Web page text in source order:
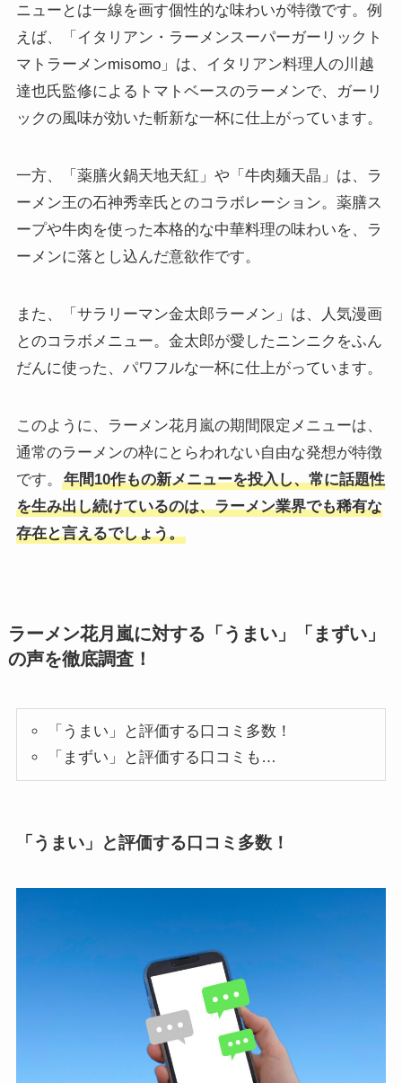
ニューとは一線を画す個性的な味わいが特徴です。例
えば、「イタリアン・ラーメンスーパーガーリックト
マトラーメンmisomo」は、イタリアン料理人の川越
達也氏監修によるトマトベースのラーメンで、ガーリ
ックの風味が効いた斬新な一杯に仕上がっています。
一方、「薬膳火鍋天地天紅」や「牛肉麺天晶」は、ラ
ーメン王の石神秀幸氏とのコラボレーション。薬膳ス
ープや牛肉を使った本格的な中華料理の味わいを、ラ
ーメンに落とし込んだ意欲作です。
また、「サラリーマン金太郎ラーメン」は、人気漫画
とのコラボメニュー。金太郎が愛したニンニクをふん
だんに使った、パワフルな一杯に仕上がっています。
このように、ラーメン花月嵐の期間限定メニューは、
通常のラーメンの枠にとらわれない自由な発想が特徴
です。
年間10作もの新メニューを投入し、常に話題性
を生み出し続けているのは、ラーメン業界でも稀有な
存在と言えるでしょう。
ラーメン花月嵐に対する「うまい」「まずい」
の声を徹底調査！
「うまい」と評価する口コミ多数！
「まずい」と評価する口コミも…
「うまい」と評価する口コミ多数！